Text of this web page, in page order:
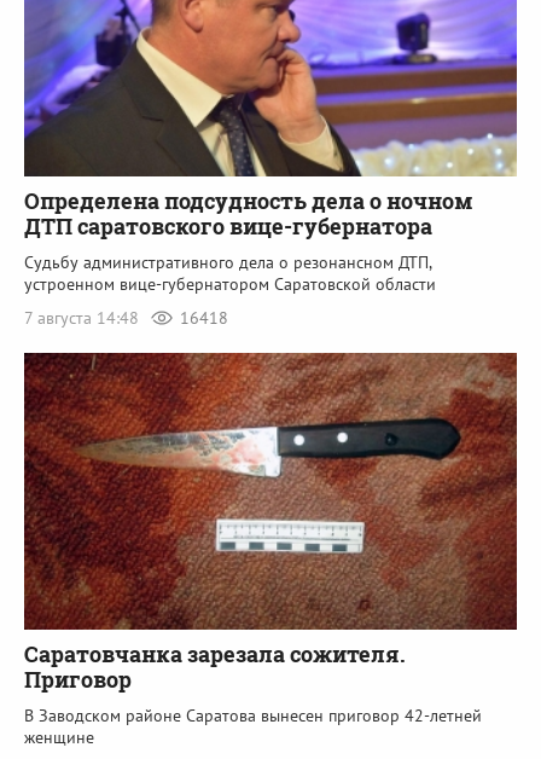
Определена подсудность дела о ночном
ДТП саратовского вице-губернатора
Судьбу административного дела о резонансном ДТП,
устроенном вице-губернатором Саратовской области
7 августа 14:48
16418
Саратовчанка зарезала сожителя.
Приговор
В Заводском районе Саратова вынесен приговор 42-летней
женщине